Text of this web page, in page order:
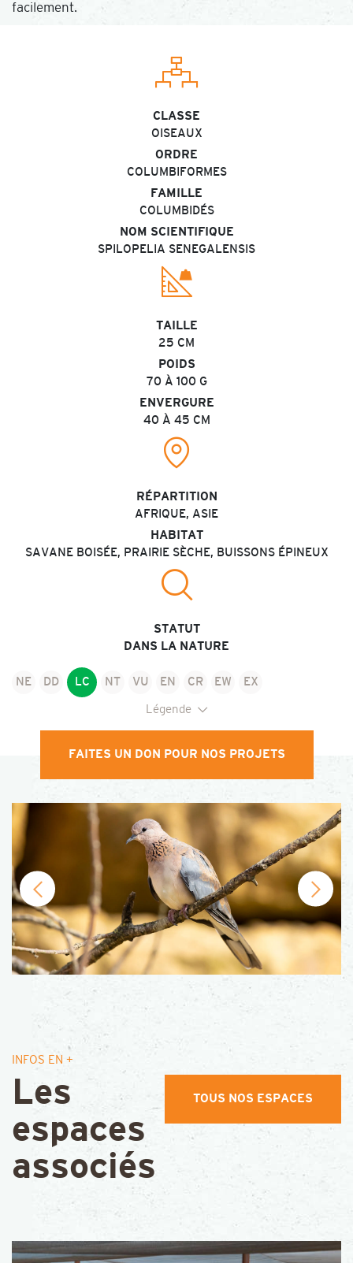
facilement.
CLASSE
OISEAUX
ORDRE
COLUMBIFORMES
FAMILLE
COLUMBIDÉS
NOM SCIENTIFIQUE
SPILOPELIA SENEGALENSIS
TAILLE
25 CM
POIDS
70 À 100 G
ENVERGURE
40 À 45 CM
RÉPARTITION
AFRIQUE, ASIE
HABITAT
SAVANE BOISÉE, PRAIRIE SÈCHE, BUISSONS ÉPINEUX
STATUT
DANS LA NATURE
NE DD LC NT VU EN CR EW EX
Légende
la Conservation de la Nature
DD : Données insuffisantes
CR : En danger critique
LC : Préoccupation mineure
NT : Quasi menacé
FAITES UN DON POUR NOS PROJETS
INFOS EN +
TOUS NOS ESPACES
Les
espaces
associés